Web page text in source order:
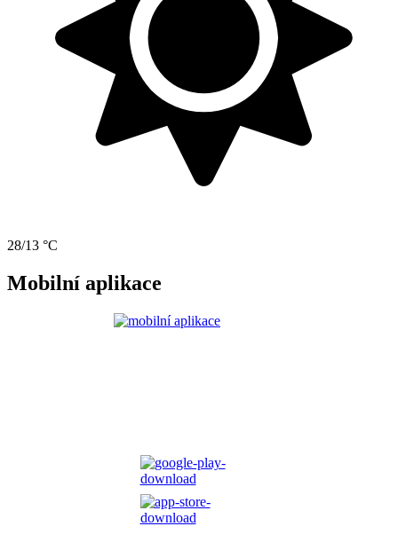
28/13 °C
Mobilní aplikace